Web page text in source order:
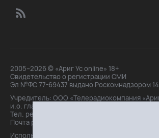
2005–2026 © «Ариг Ус online» 18+
Свидетельство о регистрации СМИ
Эл №ФС 77-69437 выдано Роскомнадзором
Учредитель: ООО «Телерадиокомпания
и.о. главного редактора: Маханова О.Б.
Тел. peдakции: +7(3012)21-30-14,
Почта peдakции: editor@arigus.tv
Использование материалов только с